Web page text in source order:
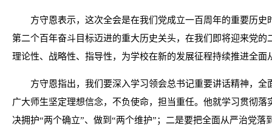
方守恩表示，这次全会是在我们党成立一百周年的重要历
第二个百年奋斗目标迈进的重大历史关头，在我们即将迎来党
理论性、战略性、指导性，为学校在新的发展征程持续推进全
方守恩指出，我们要深入学习领会总书记重要讲话精神，
广大师生坚定理想信念，不负使命，担当重任。他就学习贯彻
决拥护“两个确立”、做到“两个维护”；二是要把全面从严治党